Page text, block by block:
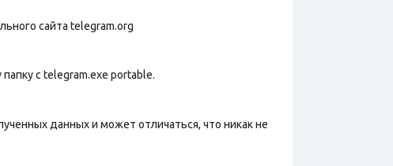
сайта telegram.org
с telegram.exe portable.
данных и может отличаться, что никак не